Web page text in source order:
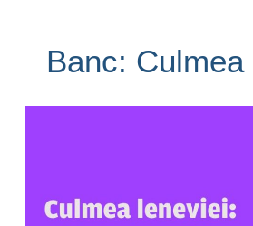
Banc: Culmea